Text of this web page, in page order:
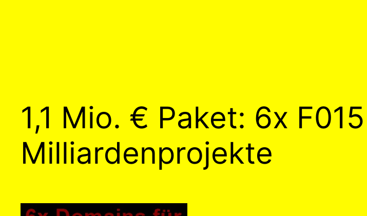
1,1 Mio. € Paket: 6x
Milliardenprojekte